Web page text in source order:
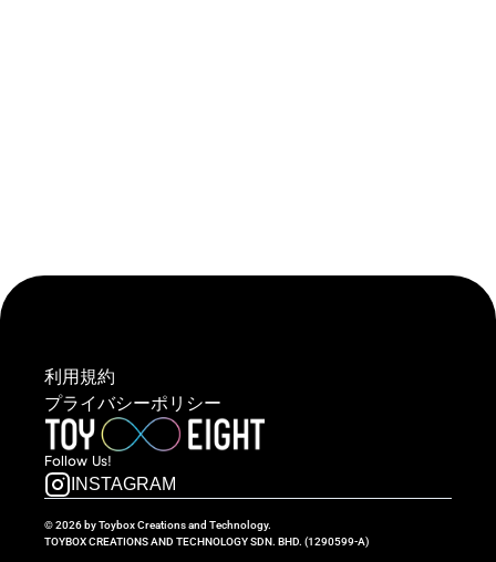
Follow  Us!
INSTAGRAM
利用規約
プライバシーポリシー
© 2026 by Toybox Creations and Technology.
TOYBOX CREATIONS AND TECHNOLOGY SDN. BHD. (1290599-A)